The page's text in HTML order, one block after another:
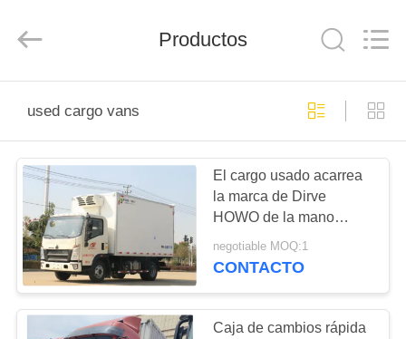
PRODUCTOS
SOBRE
NOSOTROS
VIAJE
INDUSTRY
Rights
Productos
used cargo vans
El cargo usado acarrea
la marca de Dirve
HOWO de la mano
izquierda del modo de la
impulsión del camión
de cargamento
negotiable MOQ:1
CONTACTO
Caja de cambios rápida